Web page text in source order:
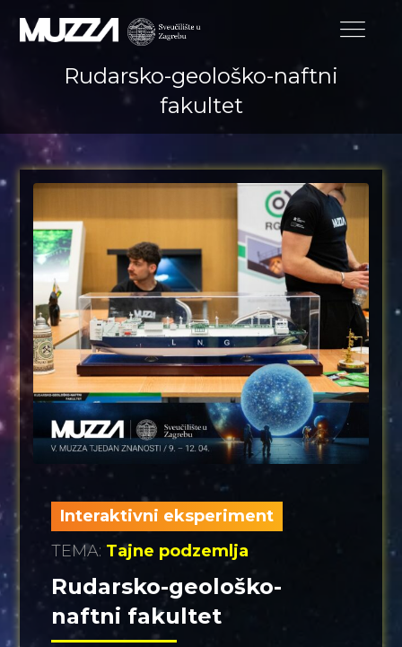
Rudarsko-geološko-naftni
fakultet
Interaktivni eksperiment
TEMA: Tajne podzemlja
Rudarsko-geološko-
naftni fakultet